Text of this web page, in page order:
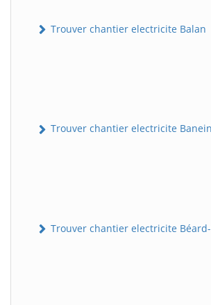
Trouver chantier electricite Balan
Trouver chantier electricite
Trouver chantier electricite